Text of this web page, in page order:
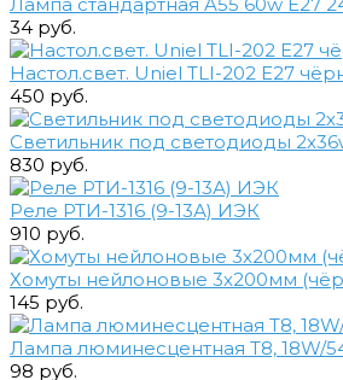
34 руб.
Настол.свет. Uniel TLI-202 E27
450 руб.
Светильник под светодиоды
830 руб.
Реле РТИ-1316 (9-13А) ИЭК
910 руб.
Хомуты нейлоновые 3х200мм
145 руб.
Лампа люминесцентная Т8, 18W/
98 руб.